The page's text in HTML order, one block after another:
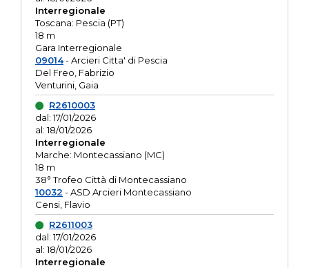
Interregionale
Toscana: Pescia (PT)
18 m
Gara Interregionale
09014- Arcieri Citta' di Pescia
Del Freo, Fabrizio
Venturini, Gaia
R2610003
dal: 17/01/2026
al: 18/01/2026
Interregionale
Marche: Montecassiano (MC)
18 m
38° Trofeo Città di Montecassiano
10032 - ASD Arcieri Montecassiano
Censi, Flavio
R2611003
dal: 17/01/2026
al: 18/01/2026
Interregionale